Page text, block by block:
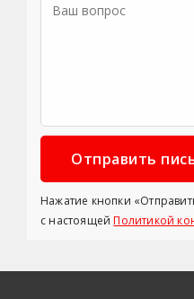
Нажатие кнопки
с настоящейПолитикой